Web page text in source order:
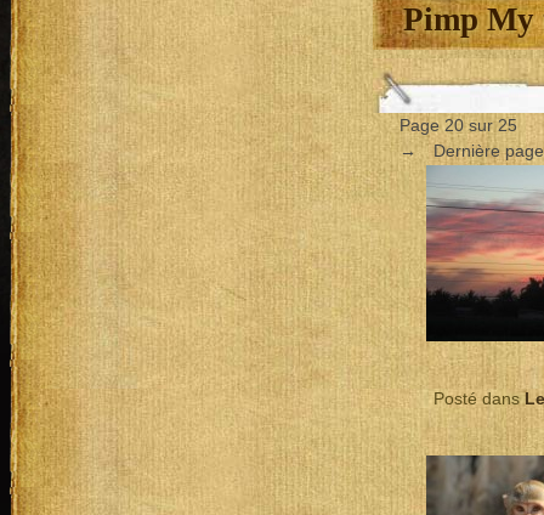
Pimp My
Page 20 sur 25
→
Dernière
Posté dans